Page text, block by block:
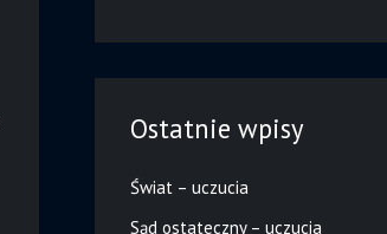
Ostatnie wpisy
Świat – uczucia
Sąd ostateczny – uczucia